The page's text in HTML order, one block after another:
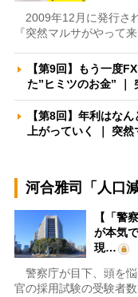
2009年12月に発行さ
『突然マルサがやって
【第9回】もう一度
た”ヒミツのお金” ｜
【第8回】年利はな
上がっていく ｜ 突
河合雅司「人口
【「警
が本気
現…
警察庁が目下、頭を
官の採用試験の受験者